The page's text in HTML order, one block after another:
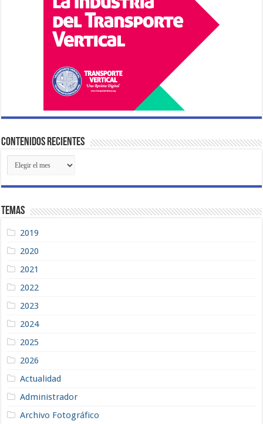
Contenidos Recientes
Contenidos
Recientes
Temas
2019
2020
2021
2022
2023
2024
2025
2026
Actualidad
Administrador
Archivo Fotográfico